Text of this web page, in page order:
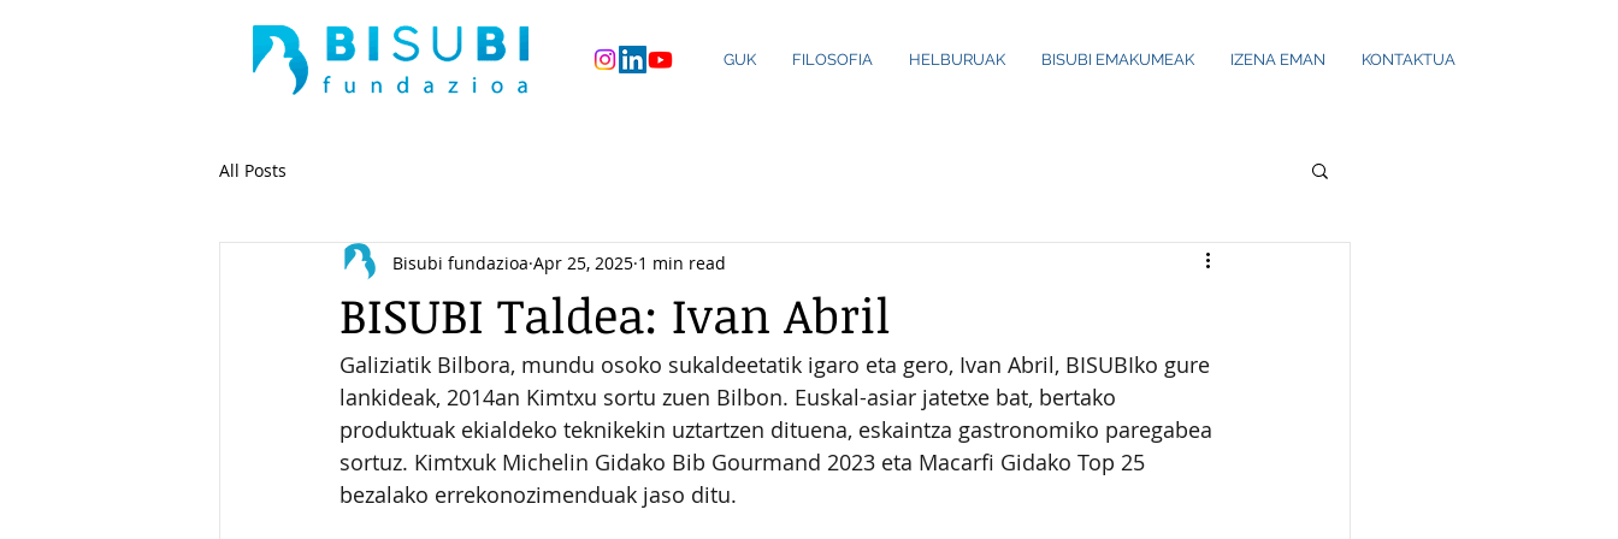
GUK FILOSOFIA HELBURUAK BISUBI EMAKUMEAK IZENA EMAN KONTAKTUA
All Posts
BISUBI Taldea: Ivan Abril
Bisubi fundazioa Apr 25, 2025 1 min read
Galiziatik Bilbora, mundu osoko sukaldeetatik igaro eta gero, Ivan Abril, BISUBIko gure
lankideak, 2014an Kimtxu sortu zuen Bilbon. Euskal-asiar jatetxe bat, bertako
produktuak ekialdeko teknikekin uztartzen dituena, eskaintza gastronomiko paregabea
sortuz. Kimtxuk Michelin Gidako Bib Gourmand 2023 eta Macarfi Gidako Top 25
bezalako errekonozimenduak jaso ditu.